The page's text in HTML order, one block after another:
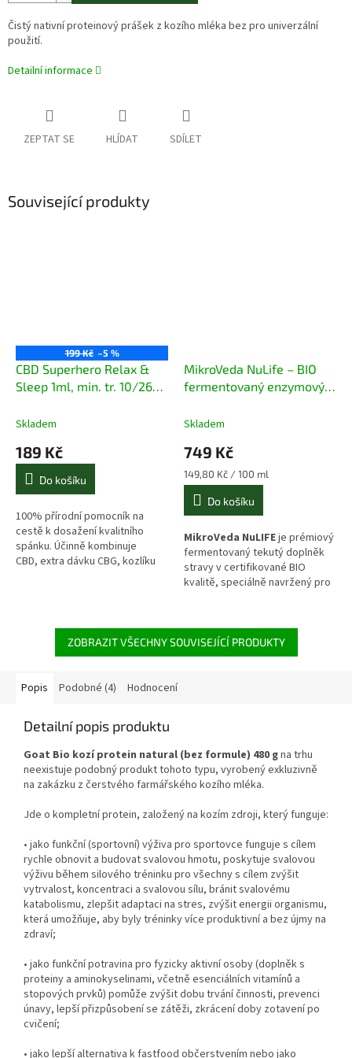
Čistý nativní proteinový prášek z kozího mléka bez pro univerzální
použití.
Detailní informace
ZEPTAT SE HLÍDAT SDÍLET
Související produkty
199 Kč –5 %
CBD Superhero Relax &
Sleep 1ml, min. tr. 10/26
Skladem
189 Kč
Do košíku
100% přírodní pomocník na
cestě k dosažení kvalitního
spánku. Účinně kombinuje
CBD, extra dávku CBG, kozlíku
MikroVeda NuLife – BIO
fermentovaný enzymový
Skladem
749 Kč
Měrná
cena:
149,80 Kč / 100 ml
Do košíku
MikroVeda NuLIFEje prémiový
fermentovaný tekutý doplněk
stravy v certifikované BIO
kvalitě, speciálně navržený pro
dysbalanci. Spojuje sílu35
aktivních kmenů živých
mikroorganismůs vybraným
bez jakýchkoliv chemických
aditiv je ideálním pomocníkem
pro rychlý návrat k rovnováze v
non-toxic životním stylu
ZOBRAZIT VŠECHNY SOUVISEJÍCÍ PRODUKTY
Popis Podobné (4) Hodnocení
Detailní popis produktu
Goat Bio kozí protein natural (bez formule) 480 gna trhu
neexistuje podobný produkt tohoto typu, vyrobený exkluzivně
na zakázku z čerstvého farmářského kozího mléka.
Jde o kompletní protein, založený na kozím zdroji, který funguje:
• jako funkční (sportovní) výživa pro sportovce funguje s cílem
rychle obnovit a budovat svalovou hmotu, poskytuje svalovou
výživu během silového tréninku pro všechny s cílem zvýšit
vytrvalost, koncentraci a svalovou sílu, bránit svalovému
katabolismu, zlepšit adaptaci na stres, zvýšit energii organismu,
která umožňuje, aby byly tréninky více produktivní a bez újmy na
zdraví;
• jako funkční potravina pro fyzicky aktivní osoby (doplněk s
proteiny a aminokyselinami, včetně esenciálních vitamínů a
stopových prvků) pomůže zvýšit dobu trvání činnosti, prevenci
únavy, lepší přizpůsobení se zátěži, zkrácení doby zotavení po
cvičení;
• jako lepší alternativa k fastfood občerstvením nebo jako